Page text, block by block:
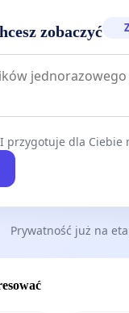
zobaczyć
przygotuje dla Ciebie
Prywatność już na